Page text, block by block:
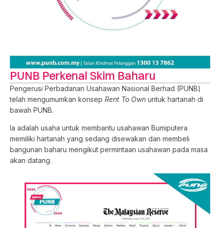
PUNB Perkenal Skim Baharu
Pengerusi Perbadanan Usahawan Nasional Berhad (PUNB)
telah mengumumkan konsep Rent To Own untuk hartanah di
bawah PUNB.
Ia adalah usaha untuk membantu usahawan Bumiputera
memiliki hartanah yang sedang disewakan dan membeli
bangunan baharu mengikut permintaan usahawan pada masa
akan datang.